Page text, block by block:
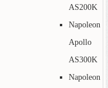
AS200K
Napoleon
Apollo
AS300K
Napoleon